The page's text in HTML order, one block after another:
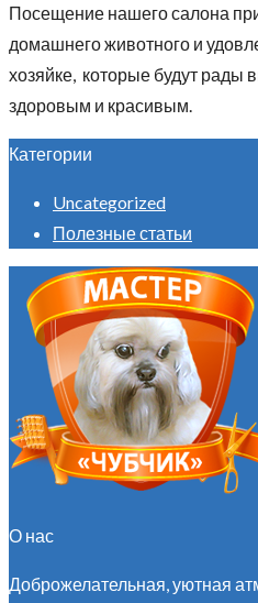
Посещение нашего салона
домашнего животного и
хозяйке, которые будут рады
здоровым и красивым.
Категории
Uncategorized
Полезные статьи
О нас
Доброжелательная, уютная